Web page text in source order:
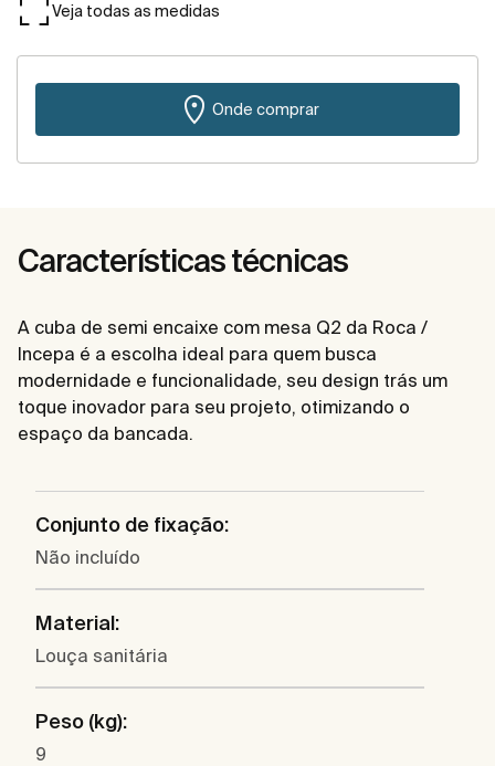
Veja todas as medidas
Onde comprar
Características técnicas
A cuba de semi encaixe com mesa Q2 da Roca /
Incepa é a escolha ideal para quem busca
modernidade e funcionalidade, seu design trás um
toque inovador para seu projeto, otimizando o
espaço da bancada.
Conjunto de fixação:
Não incluído
Material:
Louça sanitária
Peso (kg):
9